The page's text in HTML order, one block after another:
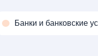
Банки и банковские